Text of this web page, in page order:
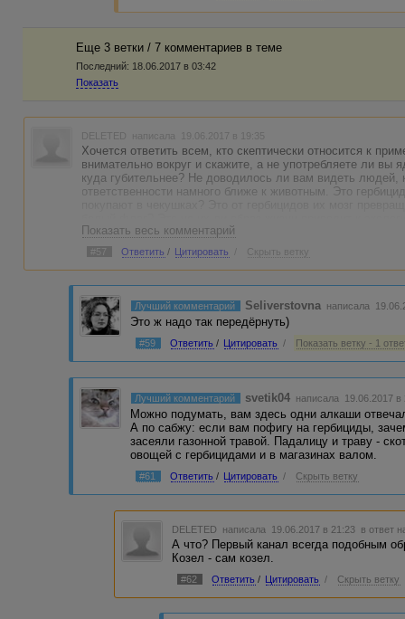
Еще 3 ветки / 7 комментариев в темe
Последний: 18.06.2017 в 03:42
Показать
DELETED написала 19.06.2017 в 19:35
Хочется ответить всем, кто скептически относится к
внимательно вокруг и скажите, а не употребляете ли вы
куда губительнее? Не доводилось ли вам видеть людей,
ответственности намного ближе к животным. Это
горы мусора и множатся переносчики инфекций?
Не кажется ли вам, что ваше желание вести здоровый
разумнее ли направить сэкономленное время на
людьми?
Показать весь комментарий
#57 Ответить / Цитировать Скрыть ветку
Лучший комментарий Seliverstovna написала
Это ж надо так передёрнуть)
#59 Ответить / Цитировать / Показать ветку - 1
Лучший комментарий svetik04 написала 19.06.2017
Можно подумать, вам здесь одни алкаши
А по сабжу: если вам пофигу на гербициды,
засеяли газонной травой. Падалицу и траву -
овощей с гербицидами и в магазинах валом.
#61 Ответить / Цитировать / Скрыть ветку
DELETED написала 19.06.2017 в 21:23 в ответ
А что? Первый канал всегда подобным
Козел - сам козел.
#62 Ответить / Цитировать / Скрыть ветку